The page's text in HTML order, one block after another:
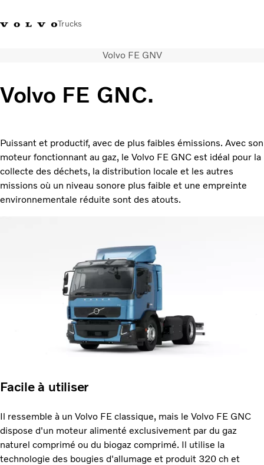
Trucks
Volvo Merchandise Connexion
Solutions de transport
Localisation du réseau
Nouveautés et médias
Notre société
Nous contacter
Volvo FE GNV
Volvo FE GNC.
Puissant et productif, avec de plus faibles émissions. Avec son
moteur fonctionnant au gaz, le Volvo FE GNC est idéal pour la
collecte des déchets, la distribution locale et les autres
missions où un niveau sonore plus faible et une empreinte
environnementale réduite sont des atouts.
Facile à utiliser
Il ressemble à un Volvo FE classique, mais le Volvo FE GNC
dispose d'un moteur alimenté exclusivement par du gaz
naturel comprimé ou du biogaz comprimé. Il utilise la
technologie des bougies d'allumage et produit 320 ch et